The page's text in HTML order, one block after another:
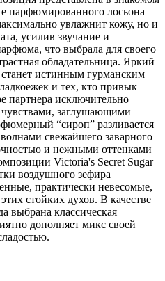
парфюмированного лосьона
увлажнит кожу, но и
усилив звучание и
что выбрала для своего
обладательница. Яркий
истинным гурманским
и тех, кто привык
партнера исключительно
заглушающими
“сироп” разливается
свежайшего заварного
и нежными оттенками
Victoria's Secret Sugar
воздушного зефира
практически невесомые,
стойких духов. В качестве
выбрана классическая
дополняет микс своей